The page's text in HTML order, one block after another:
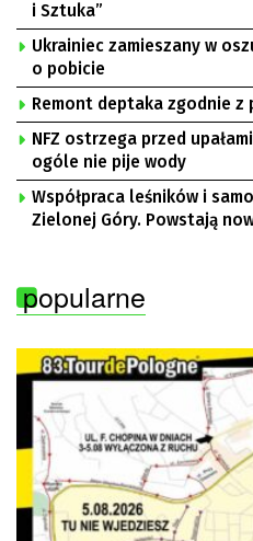
i Sztuka”
Ukrainiec zamieszany w
o pobicie
Remont deptaka zgodnie z
NFZ ostrzega przed
ogóle nie pije wody
Współpraca leśników i
Zielonej Góry. Powstają
popularne